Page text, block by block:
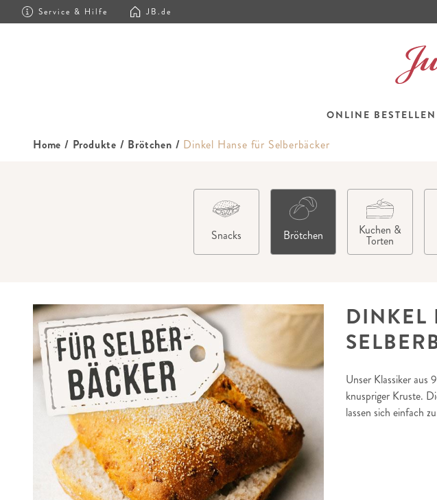
Service & Hilfe JB.de
ONLINE BESTELLEN
Home / Produkte / Brötchen / Dinkel Hanse für Selberbäcker
Snacks Brötchen Kuchen &
Torten
DINKEL
Unser Klassiker aus
knuspriger Kruste.
lassen sich einfach